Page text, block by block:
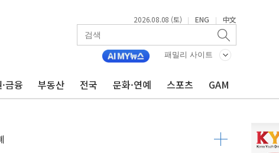
2026.08.08 (토) | ENG | 中文
패밀리 사이트
금융 부동산 전국 문화·연예 스포츠 GAM
물결
구조